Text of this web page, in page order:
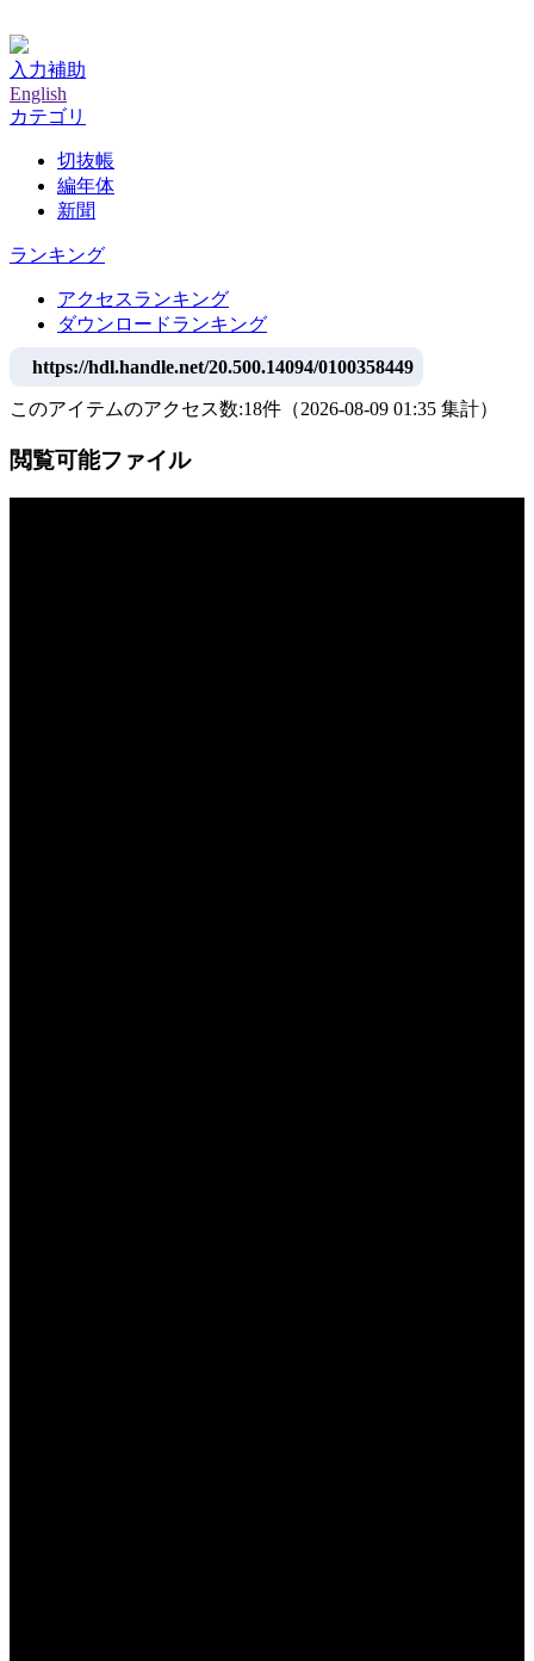
入力補助
English
カテゴリ
切抜帳
編年体
新聞
ランキング
アクセスランキング
ダウンロードランキング
https://hdl.handle.net/20.500.14094/0100358449
このアイテムのアクセス数:18件 （2026-08-09 01:35 集計）
閲覧可能ファイル